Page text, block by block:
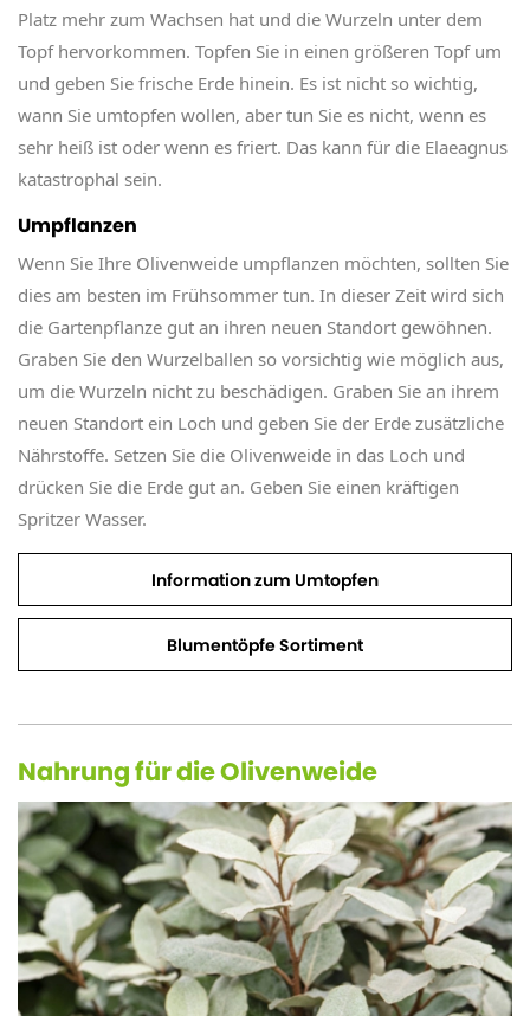
Platz mehr zum Wachsen hat und die Wurzeln unter dem
Topf hervorkommen. Topfen Sie in einen größeren Topf um
und geben Sie frische Erde hinein. Es ist nicht so wichtig,
wann Sie umtopfen wollen, aber tun Sie es nicht, wenn es
sehr heiß ist oder wenn es friert. Das kann für die Elaeagnus
katastrophal sein.
Umpflanzen
Wenn Sie Ihre Olivenweide umpflanzen möchten, sollten Sie
dies am besten im Frühsommer tun. In dieser Zeit wird sich
die Gartenpflanze gut an ihren neuen Standort gewöhnen.
Graben Sie den Wurzelballen so vorsichtig wie möglich aus,
um die Wurzeln nicht zu beschädigen. Graben Sie an ihrem
neuen Standort ein Loch und geben Sie der Erde zusätzliche
Nährstoffe. Setzen Sie die Olivenweide in das Loch und
drücken Sie die Erde gut an. Geben Sie einen kräftigen
Spritzer Wasser.
Information zum Umtopfen
Blumentöpfe Sortiment
Nahrung für die Olivenweide